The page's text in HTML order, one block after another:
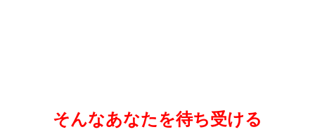
そんなあなたを待ち受ける